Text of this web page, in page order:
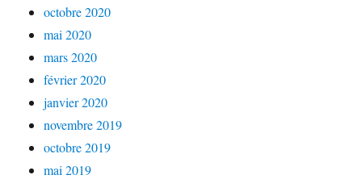
octobre 2020
mai 2020
mars 2020
février 2020
janvier 2020
novembre 2019
octobre 2019
mai 2019